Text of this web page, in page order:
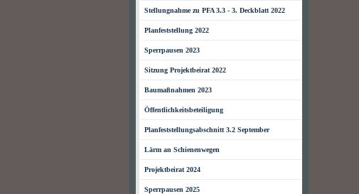
Stellungnahme zu PFA 3.3 - 3. Deckblatt 2022
Planfeststellung 2022
Sperrpausen 2023
Sitzung Projektbeirat 2022
Baumaßnahmen 2023
Öffentlichkeitsbeteiligung
Planfeststellungsabschnitt 3.2 September
Lärm an Schienenwegen
Projektbeirat 2024
Sperrpausen 2025